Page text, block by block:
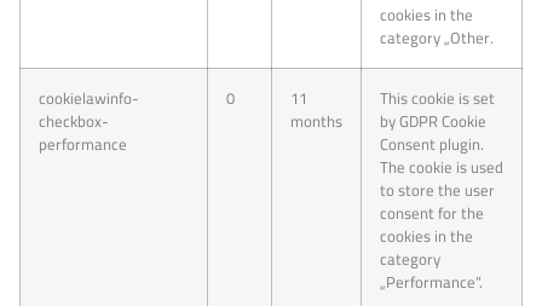
cookies in the
category „Other.
cookielawinfo-
checkbox-
performance
0 11
months
This cookie is set
by GDPR Cookie
Consent plugin.
The cookie is used
to store the user
consent for the
cookies in the
category
„Performance“.